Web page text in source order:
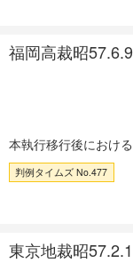
福岡高裁昭
本執行移行後におけ
判例タイムズ No.477
東京地裁昭